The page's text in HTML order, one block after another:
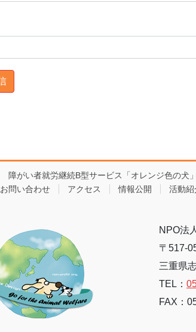
障がい者就労継続B型サービス「オレンジ色の犬」
お問い合わせ アクセス 情報公開 活動紹
NPO法
〒517-
三重県
TEL：
FAX：